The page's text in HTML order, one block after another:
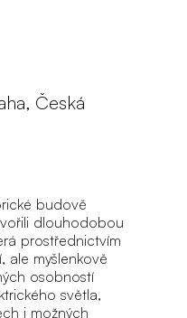
Česká
budově
dlouhodobou
prostřednictvím
ale myšlenkově
osobností
světla,
i možných